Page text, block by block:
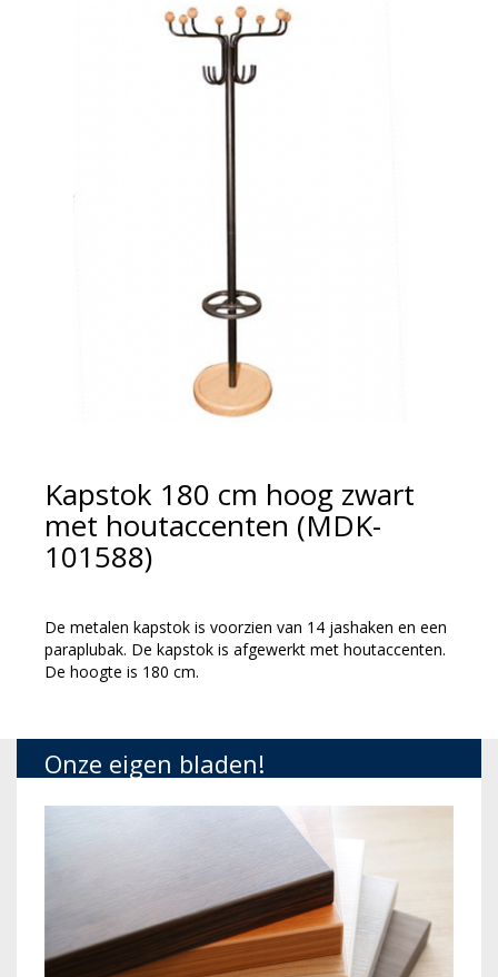
Kapstok 180 cm hoog zwart
met houtaccenten (MDK-
101588)
De metalen kapstok is voorzien van 14 jashaken en een
paraplubak. De kapstok is afgewerkt met houtaccenten.
De hoogte is 180 cm.
Onze eigen bladen!